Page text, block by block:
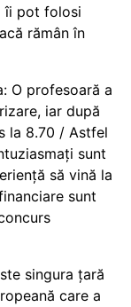
îi pot folosi
rămân în
O profesoară a
iar după
la 8.70 / Astfel
sunt
să vină la
sunt
singura țară
care a